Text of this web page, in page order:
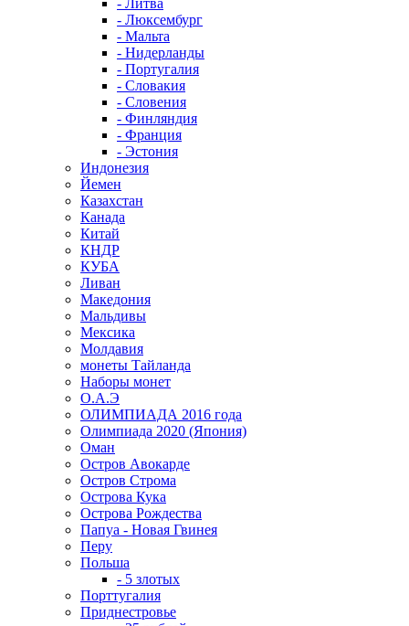
- Литва
- Люксембург
- Мальта
- Нидерланды
- Португалия
- Словакия
- Словения
- Финляндия
- Франция
- Эстония
Индонезия
Йемен
Казахстан
Канада
Китай
КНДР
КУБА
Ливан
Македония
Мальдивы
Мексика
Молдавия
монеты Тайланда
Наборы монет
О.А.Э
ОЛИМПИАДА 2016 года
Олимпиада 2020 (Япония)
Оман
Остров Авокарде
Остров Строма
Острова Кука
Острова Рождества
Папуа - Новая Гвинея
Перу
Польша
- 5 злотых
Порттугалия
Приднестровье